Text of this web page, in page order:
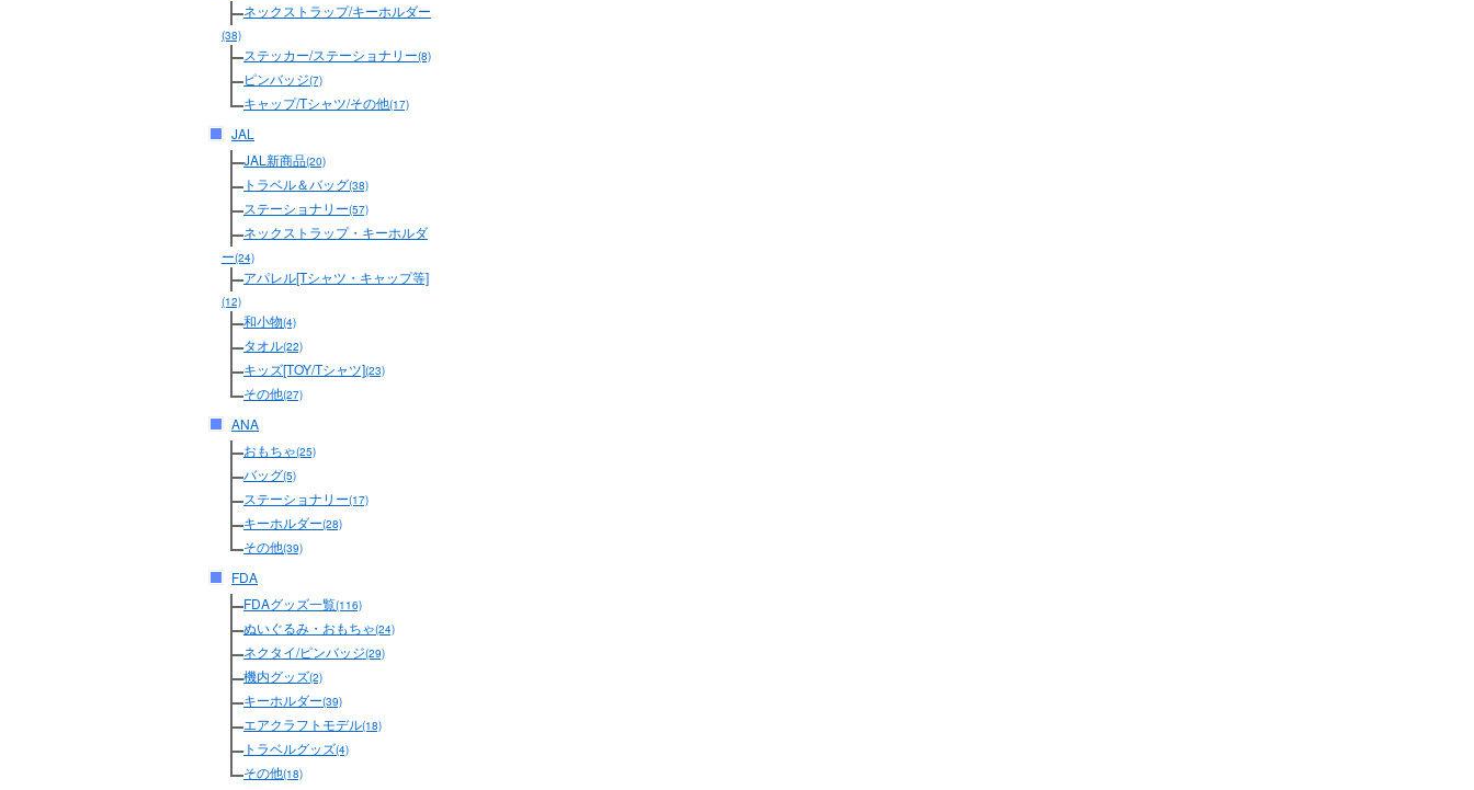
ネックストラップ/キーホルダー
(38)
ステッカー/ステーショナリー(8)
ピンバッジ(7)
キャップ/Tシャツ/その他(17)
JAL
JAL新商品(20)
トラベル＆バッグ(38)
ステーショナリー(57)
ネックストラップ・キーホルダ
ー(24)
アパレル[Tシャツ・キャップ等]
(12)
和小物(4)
タオル(22)
キッズ[TOY/Tシャツ](23)
その他(27)
ANA
おもちゃ(25)
バッグ(5)
ステーショナリー(17)
キーホルダー(28)
その他(39)
FDA
FDAグッズ一覧(116)
ぬいぐるみ・おもちゃ(24)
ネクタイ/ピンバッジ(29)
機内グッズ(2)
キーホルダー(39)
エアクラフトモデル(18)
トラベルグッズ(4)
その他(18)